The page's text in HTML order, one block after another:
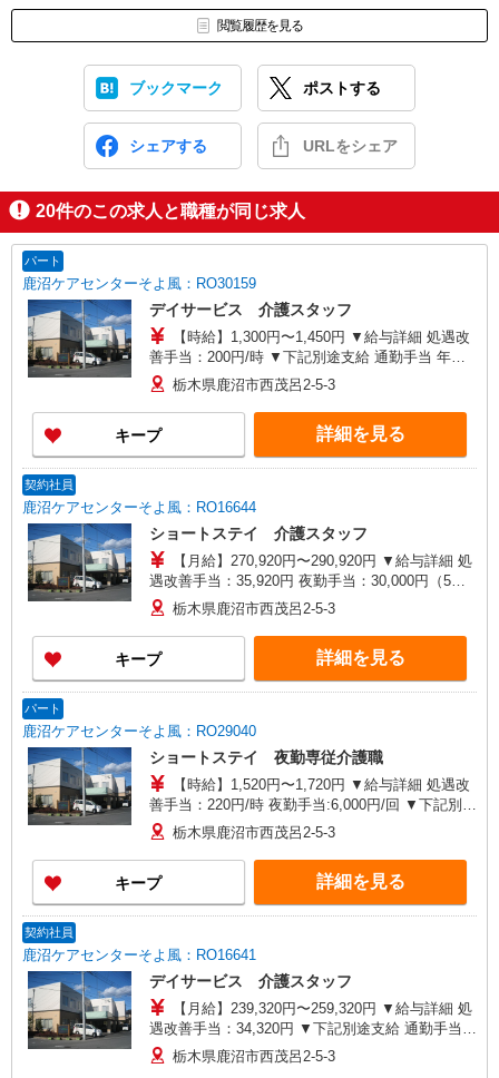
閲覧履歴を見る
ブックマーク ポストする
シェアする URLをシェア
20件のこの求人と職種が同じ求人
パート
鹿沼ケアセンターそよ風：RO30159
デイサービス 介護スタッフ
【時給】1,300円〜1,450円 ▼給与詳細 処遇改
善手当：200円/時 ▼下記別途支給 通勤手当 年末
年始手当：380円/時 寸志あり：年2回（6月・12
月） ※業績による ※処遇改善手当は試用期間中(3
ヶ月)は支給なし
栃木県鹿沼市西茂呂2-5-3
キープ 詳細を見る
契約社員
鹿沼ケアセンターそよ風：RO16644
ショートステイ 介護スタッフ
【月給】270,920円〜290,920円 ▼給与詳細 処
遇改善手当：35,920円 夜勤手当：30,000円（5回
分） ※6回目以降は1回6,000円支給 ▼下記別途支
給 通勤手当 年末年始手当：380円/時 寸志あり：
年2回（6月・12月） ※業績による 特別報酬：平
均34.1万円（最高額135万円） ※2025年6月支給実
績 ※処遇改善手当は試用期間中(3ヶ月)は支給なし
栃木県鹿沼市西茂呂2-5-3
キープ 詳細を見る
パート
鹿沼ケアセンターそよ風：RO29040
ショートステイ 夜勤専従介護職
【時給】1,520円〜1,720円 ▼給与詳細 処遇改
善手当：220円/時 夜勤手当:6,000円/回 ▼下記別途
支給 通勤手当 年末年始手当：380円/時 昇給あ
り：年1回（4月） 寸志あり：年2回（6月・12月）
※業績による ※処遇改善手当は試用期間中(3ヶ月)
は支給なし
栃木県鹿沼市西茂呂2-5-3
キープ 詳細を見る
契約社員
鹿沼ケアセンターそよ風：RO16641
デイサービス 介護スタッフ
【月給】239,320円〜259,320円 ▼給与詳細 処
遇改善手当：34,320円 ▼下記別途支給 通勤手当
年末年始手当：380円/時 寸志あり：年2回（6月・
12月） ※業績による 特別報酬：平均33.8万円（最
栃木県鹿沼市西茂呂2-5-3